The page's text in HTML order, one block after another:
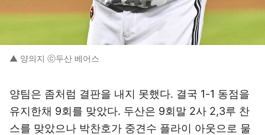
▲ 양의지 ⓒ두산 베어스
양팀은 좀처럼 결판을 내지 못했다. 결국 1-1 동점을
유지한채 9회를 맞았다. 두산은 9회말 2사 2,3루 찬
스를 맞았으나 박찬호가 중견수 플라이 아웃으로 물